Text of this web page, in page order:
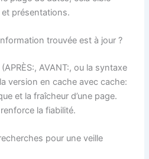
présentations.
trouvée est à jour ?
AVANT:, ou la syntaxe
version en cache avec cache:
et la fraîcheur d’une page.
la fiabilité.
pour une veille